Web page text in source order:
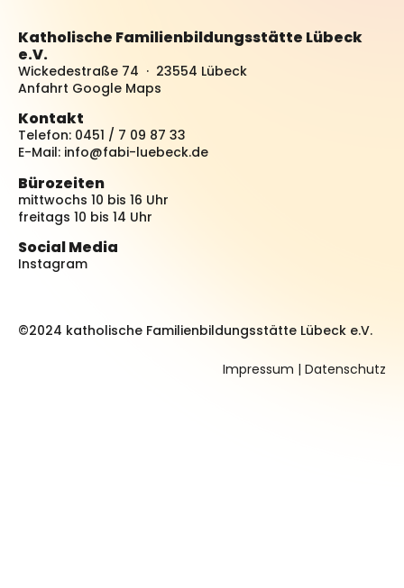
Katholische Familienbildungsstätte Lübeck
e.V.
Wickedestraße 74 · 23554 Lübeck
Anfahrt Google Maps
Kontakt
Telefon: 0451 / 7 09 87 33
E-Mail: info@fabi-luebeck.de
Bürozeiten
mittwochs 10 bis 16 Uhr
freitags 10 bis 14 Uhr
Social Media
Instagram
©2024 katholische Familienbildungsstätte Lübeck e.V.
Impressum | Datenschutz